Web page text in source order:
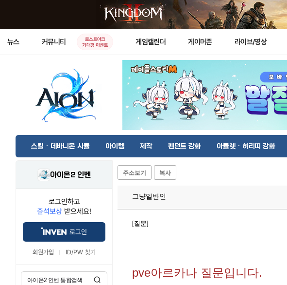
뉴스 커뮤니티
로스트아크
기대평 이벤트
게임캘린더 게이머존 라이브/영상
스킬 · 데바니온 시뮬 아이템 제작 펜던트 강화 아뮬렛 · 허리띠 강화
아이온2 인벤
로그인하고
출석보상 받으세요!
로그인
회원가입 ID/PW 찾기
주소보기 복사
그냥일반인
[질문]
pve아르카나 질문입니다.